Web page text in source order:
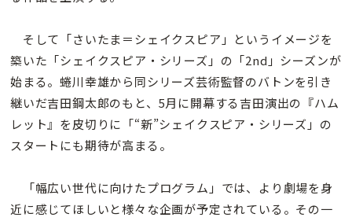
そして「さいたま＝シェイクスピア」というイメージを
築いた「シェイクスピア・シリーズ」の「2nd」シーズンが
始まる。蜷川幸雄から同シリーズ芸術監督のバトンを引き
継いだ吉田鋼太郎のもと、5月に開幕する吉田演出の『ハム
レット』を皮切りに「“新”シェイクスピア・シリーズ」の
スタートにも期待が高まる。
「幅広い世代に向けたプログラム」では、より劇場を身
近に感じてほしいと様々な企画が予定されている。その一